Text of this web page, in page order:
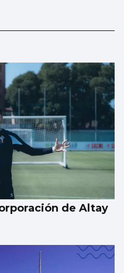
mata su expareja y
en Llanes
de Altay